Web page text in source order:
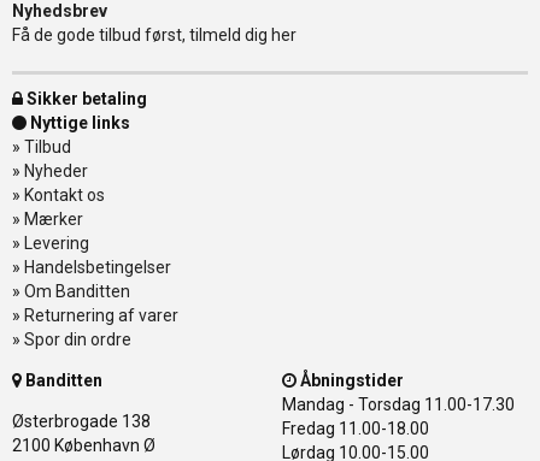
Nyhedsbrev
Få de gode tilbud først, tilmeld dig her
Sikker betaling
Nyttige links
» Tilbud
» Nyheder
» Kontakt os
» Mærker
» Levering
» Handelsbetingelser
» Om Banditten
» Returnering af varer
» Spor din ordre
Banditten
Østerbrogade 138
2100 København Ø
Åbningstider
Mandag - Torsdag 11.00-17.30
Fredag 11.00-18.00
Lørdag 10.00-15.00